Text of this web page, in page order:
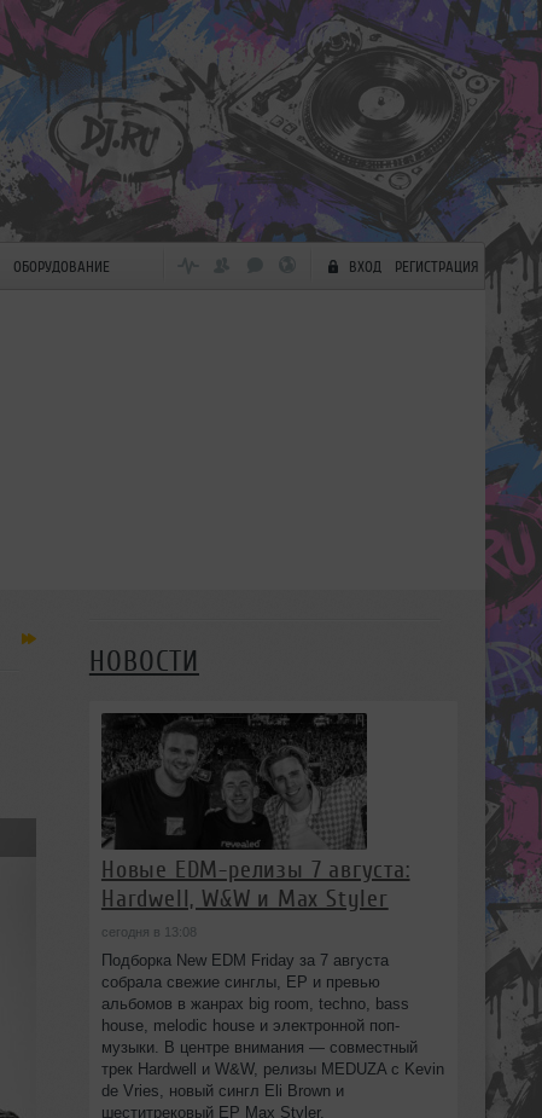
ОБОРУДОВАНИЕ ВХОД РЕГИСТРАЦИЯ
НОВОСТИ
Новые EDM-релизы 7 августа:
Hardwell, W&W и Max Styler
сегодня в 13:08
Подборка New EDM Friday за 7 августа
собрала свежие синглы, EP и превью
альбомов в жанрах big room, techno, bass
house, melodic house и электронной поп-
музыки. В центре внимания — совместный
трек Hardwell и W&W, релизы MEDUZA с Kevin
de Vries, новый сингл Eli Brown и
шеститрековый EP Max Styler.